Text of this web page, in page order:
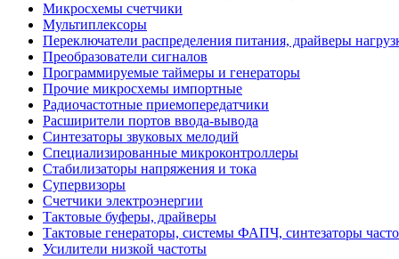
Микросхемы счетчики
Мультиплексоры
Переключатели распределения питания, драйверы
Преобразователи сигналов
Программируемые таймеры и генераторы
Прочие микросхемы импортные
Радиочастотные приемопередатчики
Расширители портов ввода-вывода
Синтезаторы звуковых мелодий
Специализированные микроконтроллеры
Стабилизаторы напряжения и тока
Супервизоры
Счетчики электроэнергии
Тактовые буферы, драйверы
Тактовые генераторы, системы ФАПЧ, синтезаторы
Усилители низкой частоты